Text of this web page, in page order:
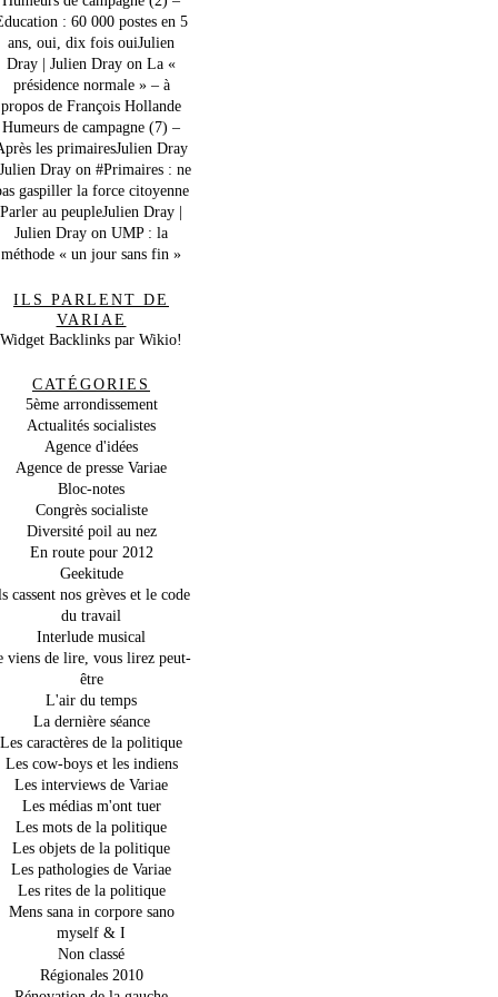
: 60 000 postes en 5
ans, oui, dix fois ouiJulien
Dray | Julien Dray on La «
présidence normale » – à
propos de François Hollande
Humeurs de campagne (7) –
les primairesJulien Dray
Dray on #Primaires : ne
gaspiller la force citoyenne
Parler au peupleJulien Dray |
Julien Dray on UMP : la
méthode « un jour sans fin »
ILS PARLENT DE
VARIAE
Widget Backlinks par Wikio!
CATÉGORIES
5ème arrondissement
Actualités socialistes
Agence d'idées
Agence de presse Variae
Bloc-notes
Congrès socialiste
Diversité poil au nez
En route pour 2012
Geekitude
cassent nos grèves et le code
du travail
Interlude musical
viens de lire, vous lirez peut-
être
L'air du temps
La dernière séance
Les caractères de la politique
Les cow-boys et les indiens
Les interviews de Variae
Les médias m'ont tuer
Les mots de la politique
Les objets de la politique
Les pathologies de Variae
Les rites de la politique
Mens sana in corpore sano
myself & I
Non classé
Régionales 2010